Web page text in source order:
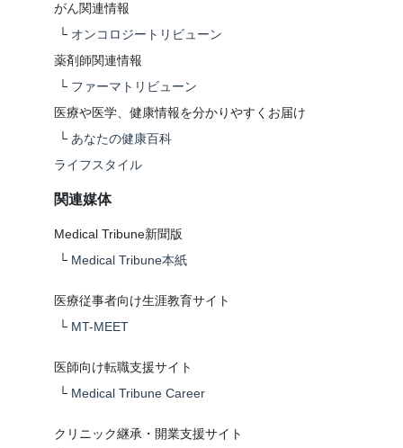
がん関連情報
└ オンコロジートリビューン
薬剤師関連情報
└ ファーマトリビューン
医療や医学、健康情報を分かりやすくお届け
└ あなたの健康百科
ライフスタイル
関連媒体
Medical Tribune新聞版
└ Medical Tribune本紙
医療従事者向け生涯教育サイト
└ MT-MEET
医師向け転職支援サイト
└ Medical Tribune Career
クリニック継承・開業支援サイト